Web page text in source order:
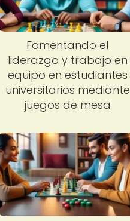
Fomentando el
liderazgo y trabajo en
equipo en estudiantes
universitarios mediante
juegos de mesa